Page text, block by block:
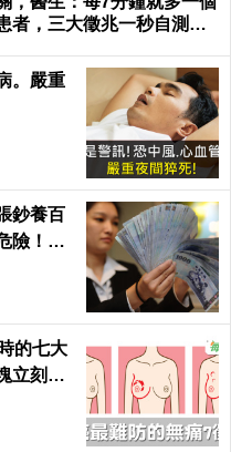
者，三大徵兆一秒自測｜
。嚴重
鈔養百
險！｜
的七大
立刻就